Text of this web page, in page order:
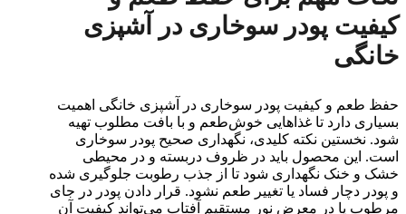
کیفیت پودر سوخاری در آشپزی
خانگی
حفظ طعم و کیفیت پودر سوخاری در آشپزی خانگی اهمیت
بسیاری دارد تا غذاهایی خوش‌طعم و با بافت مطلوب تهیه
شود. نخستین نکته کلیدی، نگهداری صحیح پودر سوخاری
است. این محصول باید در ظروف دربسته و در محیطی
خشک و خنک نگهداری شود تا از جذب رطوبت جلوگیری شده
و پودر دچار فساد یا تغییر طعم نشود. قرار دادن پودر در جای
مرطوب یا در معرض نور مستقیم آفتاب می‌تواند کیفیت آن